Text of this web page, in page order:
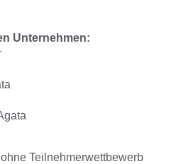
Unternehmen:
Teilnehmerwettbewerb